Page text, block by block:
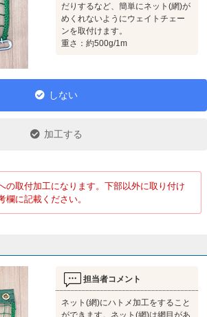
だりするなど、簡単にネット(網)が
めくれないようにウェイトチェー
ンを取付けます。
重さ：約500g/1m
しない
加工する
の取付加工になります。下部以外に取り付け
欄に記載ください。
担当者コメント
ネット(網)にハトメ加工をすること
ができます。ネット(網)は網目があ